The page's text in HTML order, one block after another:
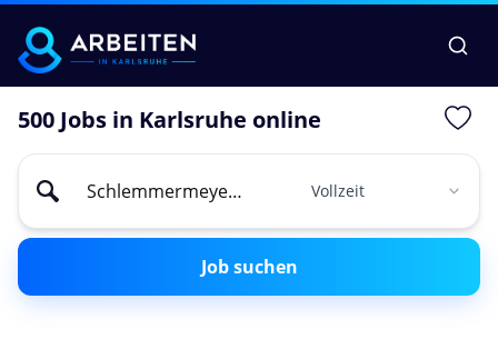
500 Jobs in Karlsruhe online
Job suchen